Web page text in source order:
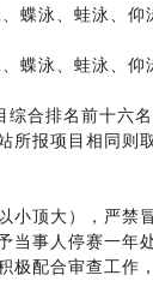
蝶泳、蛙泳、仰
蝶泳、蛙泳、仰
合排名前十六
所报项目相同则
小顶大），严禁
事人停赛一年
极配合审查工作